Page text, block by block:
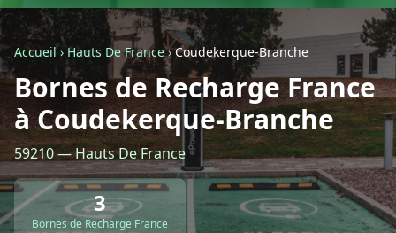
Autre
Retour à la liste des métiers
CGU-Confidentialité- Service proposé parViteUnDevis.com-Vous
Accueil› Hauts De France›Coudekerque-Branche
Bornes de Recharge France
à Coudekerque-Branche
59210 — Hauts De France
3
Bornes de Recharge France